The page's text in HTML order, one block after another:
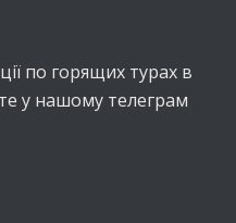
по горящих турах в
у нашому телеграм